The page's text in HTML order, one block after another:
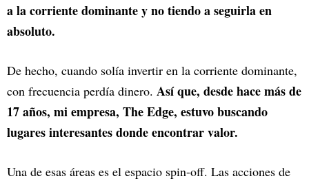
a la corriente dominante y no tiendo a seguirla en
absoluto.
De hecho, cuando solía invertir en la corriente dominante,
con frecuencia perdía dinero. Así que, desde hace más de
17 años, mi empresa, The Edge, estuvo buscando
lugares interesantes donde encontrar valor.
Una de esas áreas es el espacio spin-off. Las acciones de